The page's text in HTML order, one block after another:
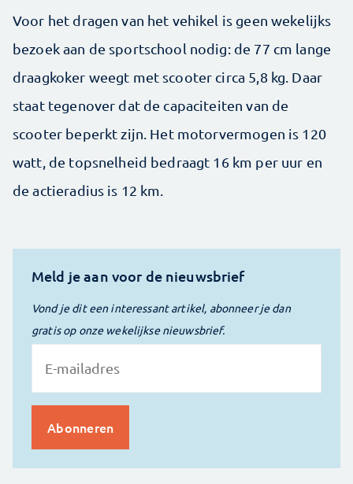
Voor het dragen van het vehikel is geen wekelijks
bezoek aan de sportschool nodig: de 77 cm lange
draagkoker weegt met scooter circa 5,8 kg. Daar
staat tegenover dat de capaciteiten van de
scooter beperkt zijn. Het motorvermogen is 120
watt, de topsnelheid bedraagt 16 km per uur en
de actieradius is 12 km.
Meld je aan voor de nieuwsbrief
Vond je dit een interessant artikel, abonneer je dan
gratis op onze wekelijkse nieuwsbrief.